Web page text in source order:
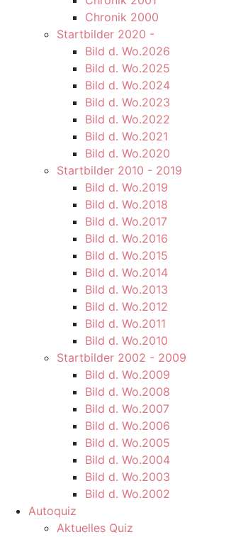
Chronik 2000
Startbilder 2020 -
Bild d. Wo.2026
Bild d. Wo.2025
Bild d. Wo.2024
Bild d. Wo.2023
Bild d. Wo.2022
Bild d. Wo.2021
Bild d. Wo.2020
Startbilder 2010 - 2019
Bild d. Wo.2019
Bild d. Wo.2018
Bild d. Wo.2017
Bild d. Wo.2016
Bild d. Wo.2015
Bild d. Wo.2014
Bild d. Wo.2013
Bild d. Wo.2012
Bild d. Wo.2011
Bild d. Wo.2010
Startbilder 2002 - 2009
Bild d. Wo.2009
Bild d. Wo.2008
Bild d. Wo.2007
Bild d. Wo.2006
Bild d. Wo.2005
Bild d. Wo.2004
Bild d. Wo.2003
Bild d. Wo.2002
Autoquiz
Aktuelles Quiz